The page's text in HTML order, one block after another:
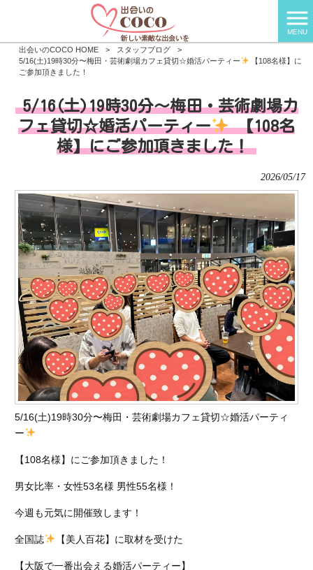
MENU
出会いのCOCO HOME > スタッフブログ
>
5/16(土)19時30分〜梅田・芸術劇場カフェ貸切☆婚活パーティー
【108名様】に
ご参加頂きました！
5/16(土)19時30分〜梅田・芸術劇場カ
フェ貸切☆婚活パーティー
【108名
様】にご参加頂きました！
2026/05/17
5/16(土)19時30分〜梅田・芸術劇場カフェ貸切☆婚活パーティ
ー
【108名様】にご参加頂きました！
男女比率・女性53名様 男性55名様！
今週も元気に開催致します！
全国誌 【美人百花】に取材を受けた
【大阪で一番出会える婚活パーティー】